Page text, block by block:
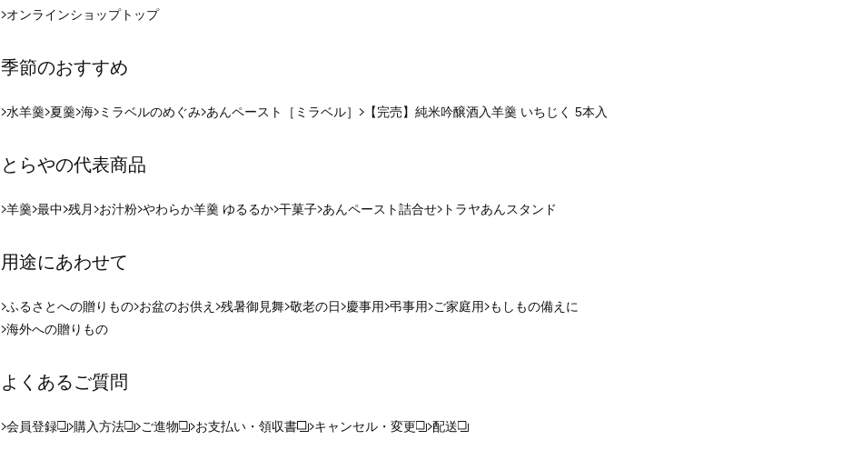
オンラインショップトップ
季節のおすすめ
水羊羹 夏羹 海 ミラベルのめぐみ あんペースト［ミラベル］ 【完売】純米吟醸酒入羊羹 いちじく 5本入
とらやの代表商品
羊羹 最中 残月 お汁粉 やわらか羊羹 ゆるるか 干菓子 あんペースト詰合せ トラヤあんスタンド
用途にあわせて
ふるさとへの贈りもの お盆のお供え 残暑御見舞 敬老の日 慶事用 弔事用 ご家庭用
もしもの備えに
海外への贈りもの
よくあるご質問
会員登録 購入方法 ご進物 お支払い・領収書 キャンセル・変更 配送